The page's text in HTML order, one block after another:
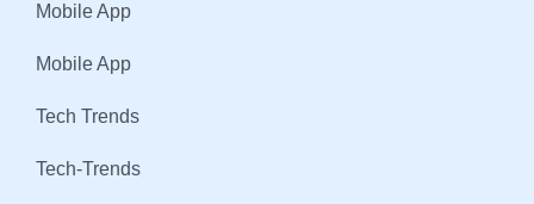
Mobile App
Mobile App
Tech Trends
Tech-Trends